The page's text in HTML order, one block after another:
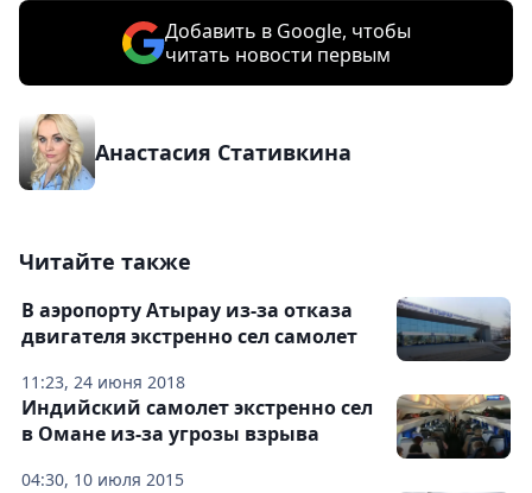
Добавить в Google, чтобы
читать новости первым
Анастасия Стативкина
Читайте также
11:23, 24 июня 2018
В аэропорту Атырау из-за отказа
двигателя экстренно сел самолет
04:30, 10 июля 2015
Индийский самолет экстренно сел
в Омане из-за угрозы взрыва